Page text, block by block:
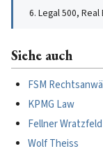
Legal 500, Real
Siehe auch
FSM
KPMG Law
Fellner
Wolf Theiss